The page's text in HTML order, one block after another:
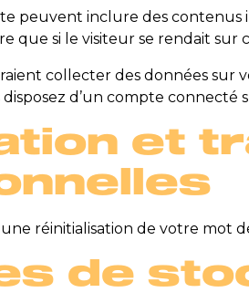
peuvent inclure des contenus
que si le visiteur se rendait sur
collecter des données sur
d’un compte connecté
et
réinitialisation de votre mot
de